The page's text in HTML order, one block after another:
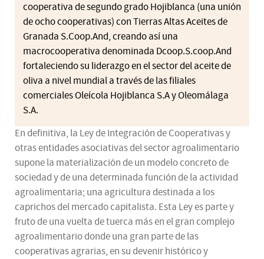
cooperativa de segundo grado Hojiblanca (una unión
de ocho cooperativas) con Tierras Altas Aceites de
Granada S.Coop.And, creando así una
macrocooperativa denominada Dcoop.S.coop.And
fortaleciendo su liderazgo en el sector del aceite de
oliva a nivel mundial a través de las filiales
comerciales Oleícola Hojiblanca S.A y Oleomálaga
S.A.
En definitiva, la Ley de Integración de Cooperativas y
otras entidades asociativas del sector agroalimentario
supone la materialización de un modelo concreto de
sociedad y de una determinada función de la actividad
agroalimentaria; una agricultura destinada a los
caprichos del mercado capitalista. Esta Ley es parte y
fruto de una vuelta de tuerca más en el gran complejo
agroalimentario donde una gran parte de las
cooperativas agrarias, en su devenir histórico y